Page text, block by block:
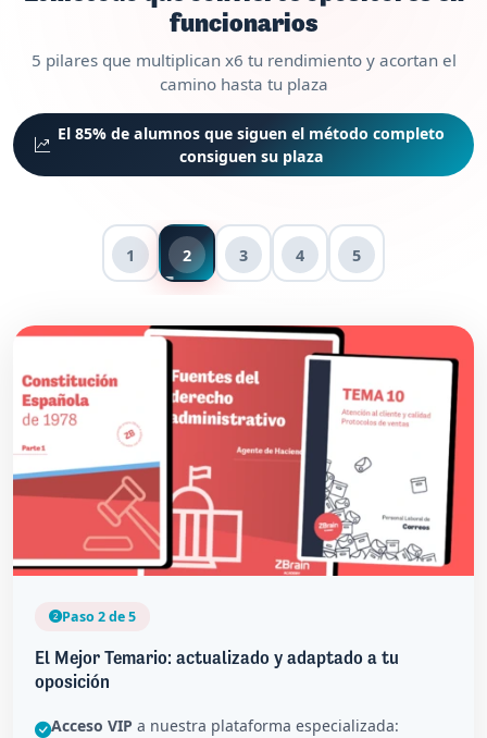
funcionarios
5 pilares que multiplican x6 tu rendimiento y acortan el
camino hasta tu plaza
El 85% de alumnos que siguen el método completo
consiguen su plaza
1 2 3 4 5
Paso 2 de 5
El Mejor Temario: actualizado y adaptado a tu
oposición
Acceso VIP a nuestra plataforma especializada: